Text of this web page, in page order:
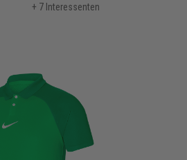
+ 7 Interessenten